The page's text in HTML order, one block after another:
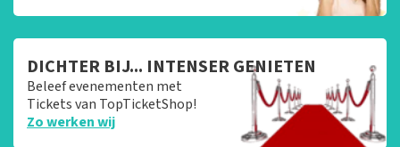
DICHTER BIJ... INTENSER GENIETEN
Beleef evenementen met
Tickets van TopTicketShop!
Zo werken wij